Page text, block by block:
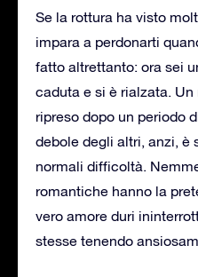
Se la rottura ha visto
impara a perdonarti
fatto altrettanto: ora sei
caduta e si è rialzata.
ripreso dopo un periodo
debole degli altri, anzi, è
normali difficoltà.
romantiche hanno la
vero amore duri
stesse tenendo